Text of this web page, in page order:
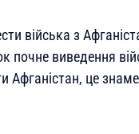
війська з
почне виведення
це